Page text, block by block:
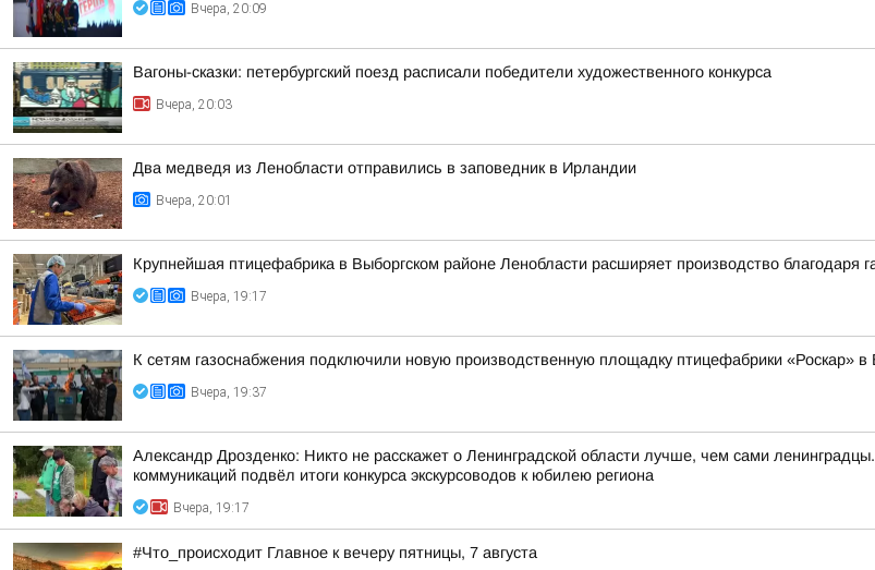
Вчера, 20:09
Вагоны-сказки: петербургский поезд расписали победители художественного конкурса
Вчера, 20:03
Два медведя из Ленобласти отправились в заповедник в Ирландии
Вчера, 20:01
Крупнейшая птицефабрика в Выборгском районе Ленобласти расширяет производство благодаря
Вчера, 19:17
К сетям газоснабжения подключили новую производственную площадку птицефабрики «Роскар» в
Вчера, 19:37
Александр Дрозденко: Никто не расскажет о Ленинградской области лучше, чем сами
коммуникаций подвёл итоги конкурса экскурсоводов к юбилею региона
Вчера, 19:17
#Что_происходит Главное к вечеру пятницы, 7 августа